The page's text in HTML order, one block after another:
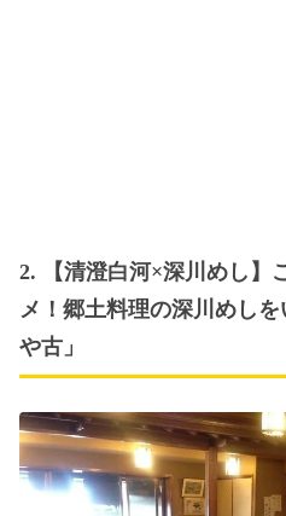
2. 【清澄白河×深川めし】
メ！郷土料理の深川めし
や古」